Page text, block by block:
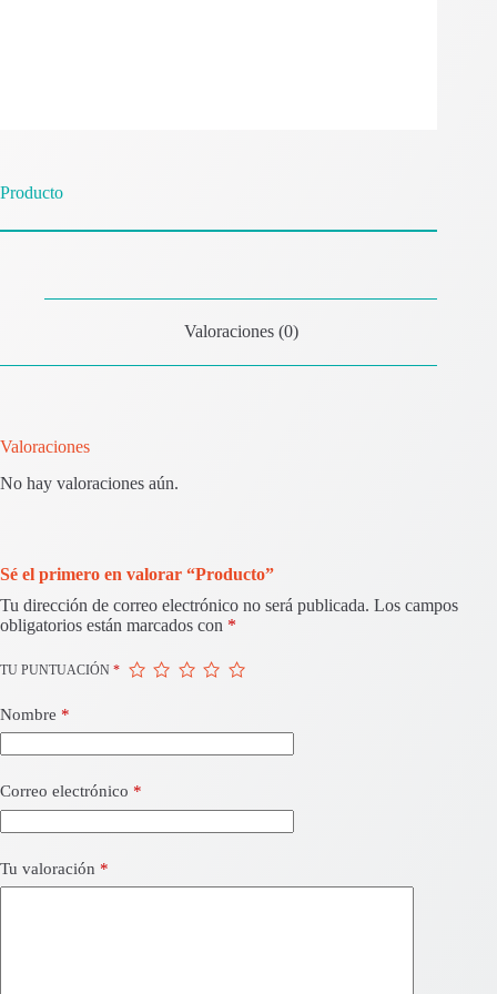
Producto
Valoraciones (0)
Valoraciones
No hay valoraciones aún.
Sé el primero en valorar “Producto”
Tu dirección de correo electrónico no será publicada. Los campos
obligatorios están marcados con *
TU PUNTUACIÓN *
Nombre *
Correo electrónico *
Tu valoración *